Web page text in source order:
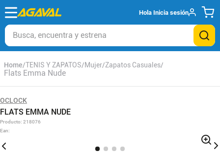
Hola Inicia sesión
Busca, encuentra y estrena
TENIS Y ZAPATOS Mujer Zapatos Casuales
Flats Emma Nude
OCLOCK
FLATS EMMA NUDE
Producto: 218076
Ean: